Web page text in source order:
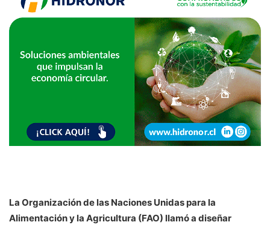
La Organización de las Naciones Unidas para la
Alimentación y la Agricultura (FAO) llamó a diseñar